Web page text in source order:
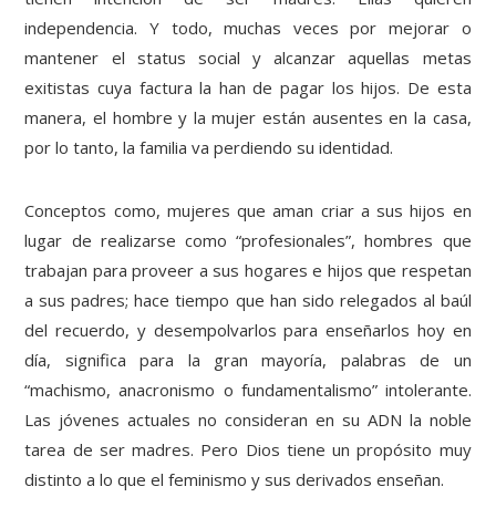
independencia. Y todo, muchas veces por mejorar o
mantener el status social y alcanzar aquellas metas
exitistas cuya factura la han de pagar los hijos. De esta
manera, el hombre y la mujer están ausentes en la casa,
por lo tanto, la familia va perdiendo su identidad.
Conceptos como, mujeres que aman criar a sus hijos en
lugar de realizarse como “profesionales”, hombres que
trabajan para proveer a sus hogares e hijos que respetan
a sus padres; hace tiempo que han sido relegados al baúl
del recuerdo, y desempolvarlos para enseñarlos hoy en
día, significa para la gran mayoría, palabras de un
“machismo, anacronismo o fundamentalismo” intolerante.
Las jóvenes actuales no consideran en su ADN la noble
tarea de ser madres. Pero Dios tiene un propósito muy
distinto a lo que el feminismo y sus derivados enseñan.